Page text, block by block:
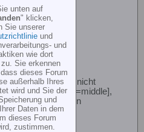
ist oder
ist...
geht
Heckrotor sich nicht
border=0 align=middle],
sehen können
unten auf
" klicken,
Sie unserer
und
und
wie dort
Sie erkennen
dieses Forum
außerhalb Ihres
wird und Sie der
und
Daten in dem
dieses Forum
zustimmen.